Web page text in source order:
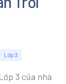
Lớp 3
3 của nhà